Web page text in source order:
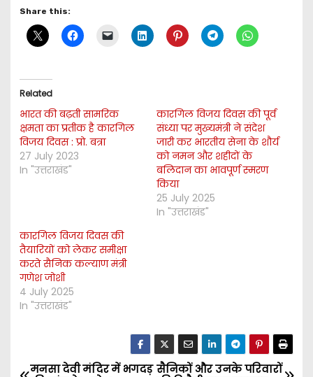
Share this:
Related
भारत की बढ़ती सामरिक
क्षमता का प्रतीक है कारगिल
विजय दिवस : प्रो. बत्रा
27 July 2023
In "उत्तराखंड"
कारगिल विजय दिवस की पूर्व
संध्या पर मुख्यमंत्री ने संदेश
जारी कर भारतीय सेना के शौर्य
को नमन और शहीदों के
बलिदान का भावपूर्ण स्मरण
किया
25 July 2025
In "उत्तराखंड"
कारगिल विजय दिवस की
तैयारियों को लेकर समीक्षा
करते सैनिक कल्याण मंत्री
गणेश जोशी
4 July 2025
In "उत्तराखंड"
सैनिकों और उनके परिवारों
मनसा देवी मंदिर में भगदड़